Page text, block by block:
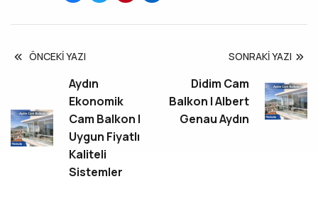
ÖNCEKI YAZI
Aydın
Ekonomik
Cam Balkon |
Uygun Fiyatlı
Kaliteli
Sistemler
SONRAKI YAZI
Didim Cam
Balkon | Albert
Genau Aydın